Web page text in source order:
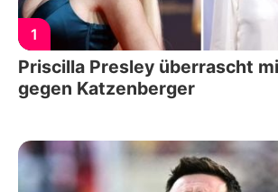
1
Priscilla Presley überrascht
gegen Katzenberger